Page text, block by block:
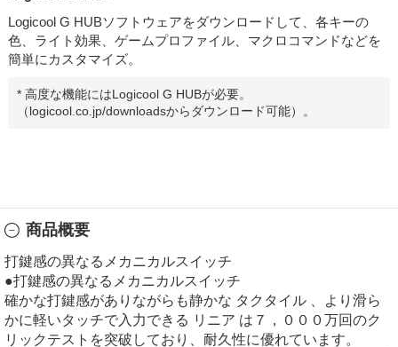
Logicool G HUBソフトウェアをダウンロードして、各キーの
色、ライト効果、ゲームプロファイル、マクロコマンドなどを
簡単にカスタマイズ。
* 高度な機能にはLogicool G HUBが必要。
（logicool.co.jp/downloadsからダウンロード可能）。
商品概要
打鍵感の異なるメカニカルスイッチ
●打鍵感の異なるメカニカルスイッチ
確かな打鍵感がありながらも静かな タクタイル 、より滑ら
かに軽いタッチで入力できる リニア は７，０００万回のク
リックテストを突破しており、耐久性に優れています。